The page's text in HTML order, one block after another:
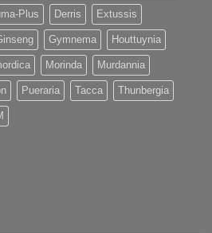
Plus Derris Extussis
Gymnema Houttuynia
Morinda Murdannia
Pueraria Tacca Thunbergia